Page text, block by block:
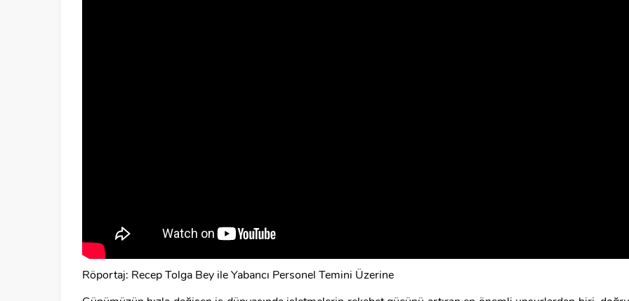
Röportaj: Recep Tolga Bey ile Yabancı Personel Temini Üzerine